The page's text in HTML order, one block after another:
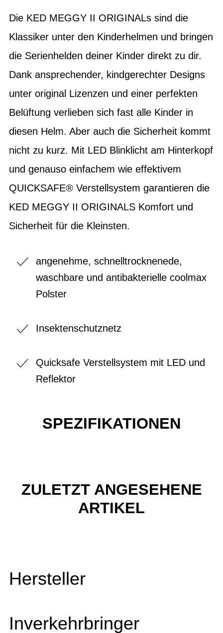
Die KED MEGGY II ORIGINALs sind die
Klassiker unter den Kinderhelmen und bringen
die Serienhelden deiner Kinder direkt zu dir.
Dank ansprechender, kindgerechter Designs
unter original Lizenzen und einer perfekten
Belüftung verlieben sich fast alle Kinder in
diesen Helm. Aber auch die Sicherheit kommt
nicht zu kurz. Mit LED Blinklicht am Hinterkopf
und genauso einfachem wie effektivem
QUICKSAFE® Verstellsystem garantieren die
KED MEGGY II ORIGINALS Komfort und
Sicherheit für die Kleinsten.
angenehme, schnelltrocknenede,
waschbare und antibakterielle coolmax
Polster
Insektenschutznetz
Quicksafe Verstellsystem mit LED und
Reflektor
SPEZIFIKATIONEN
ZULETZT ANGESEHENE
ARTIKEL
Hersteller
Inverkehrbringer